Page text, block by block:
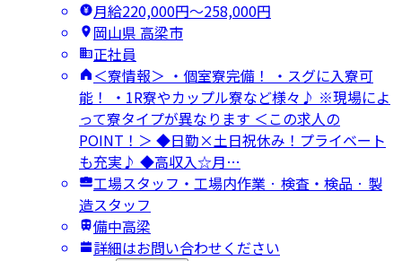
月給220,000円〜258,000円
岡山県 高梁市
正社員
＜寮情報＞ ・個室寮完備！ ・スグに入寮可
能！ ・1R寮やカップル寮など様々♪ ※現場によ
って寮タイプが異なります ＜この求人の
POINT！＞ ◆日勤×土日祝休み！プライベート
も充実♪ ◆高収入☆月…
工場スタッフ・工場内作業 · 検査・検品 · 製
造スタッフ
備中高梁
詳細はお問い合わせください